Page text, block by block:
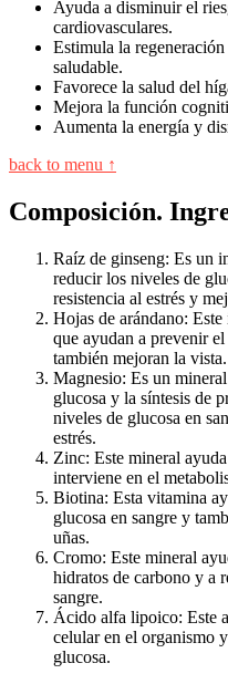
Ayuda a disminuir el
cardiovasculares.
Estimula la
saludable.
Favorece la salud del
Mejora la función
Aumenta la energía y
back to menu ↑
Composición.
Raíz de ginseng: Es un
reducir los niveles de
resistencia al estrés y
Hojas de arándano:
que ayudan a prevenir
también mejoran la vista.
Magnesio: Es un
glucosa y la síntesis de
niveles de glucosa en
estrés.
Zinc: Este mineral
interviene en el
Biotina: Esta vitamina
glucosa en sangre y
uñas.
Cromo: Este mineral
hidratos de carbono y a
sangre.
Ácido alfa lipoico: Este
celular en el organismo
glucosa.